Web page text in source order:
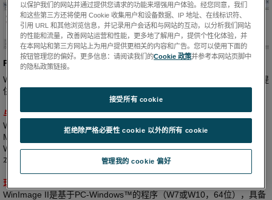
o
n
PC-Windows™环境下的CAMECA SIMS图像处理软件
WinImage II专为CAMECA SIMS仪器而开发，可在用户友好的环境中提
供强大的数据处理和可视化功能。
与CAMECA SIMS仪器完美集成
WinImage II可在所有扇形磁场SIMS仪器上轻松处理CAMECA
Microsoft和UNIX采集程序生成的图像和图像堆栈（*.im文件类型）。
WinImage II许可证附带一个软件加密狗，可在多台个人计算机和笔记
本电脑上安装，但一次仅限在一台计算机上使用。
现代化用户友好型界面
WinImage II是基于PC-Windows™的程序（W7或W10，64位），具备
以保护我们的网站并通过提供您请求的功能来增强用户体验。经您同意，我们
和这些第三方还将使用 Cookie 收集用户和设备数据、IP 地址、在线标识符、
引用 URL 和其他浏览信息，并记录用户会话和与网站的互动，以分析我们网站
的性能和流量，改善网站运营和性能，更多地了解用户，提供个性化体验，并
在本网站和第三方网站上为用户提供更相关的内容和广告。您可以使用下面的
按钮管理您的偏好。更多信息：请阅读我们的Cookie 政策并参考本网站页脚中
的隐私政策链接。
管理我的 cookie 偏好
拒绝除严格必要性 cookie 以外的所有 cookie
接受所有 cookie